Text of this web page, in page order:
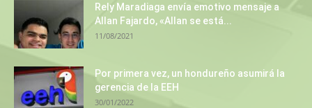
Rely Maradiaga envía emotivo mensaje a
Allan Fajardo, «Allan se está...
11/08/2021
Por primera vez, un hondureño asumirá la
gerencia de la EEH
30/01/2022